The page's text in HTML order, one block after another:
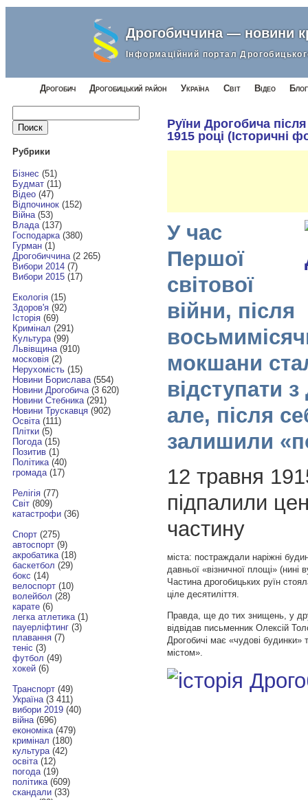
Дрогобиччина — новини
Інформаційний портал
Дрогобич Дрогобицький район Україна Світ Відео
Найти:
Рубрики
Бізнес (51)
Будмат(11)
Відео(47)
Відпочинок(152)
Війна(53)
Влада(137)
Господарка(380)
Гурман(1)
Дрогобиччина(2 265)
Вибори 2014(7)
Вибори 2015(17)
Екологія(15)
Здоров'я(92)
Історія(69)
Кримінал (291)
Культура(99)
Львівщина(910)
московія(2)
Нерухомість(15)
Новини Борислава(554)
Новини Дрогобича(3 620)
Новини Стебника(291)
Новини Трускавця(902)
Освіта(111)
Плітки(5)
Погода(15)
Позитив(1)
Політика(40)
громада(17)
Релігія(77)
Світ(809)
катастрофи(36)
Спорт(275)
автоспорт(9)
акробатика(18)
баскетбол (29)
бокс (14)
велоспорт(10)
волейбол (28)
карате(6)
легка атлетика(1)
пауерліфтинг(3)
плавання(7)
теніс (3)
футбол (49)
хокей(6)
Транспорт(49)
Україна(3 411)
вибори 2019(40)
війна(696)
економіка(479)
кримінал (180)
культура(42)
освіта(12)
погода(19)
політика(609)
скандали(33)
Руїни Дрогобича
1915 році (Історичні
У час
Першої
світової
війни, після
мокшани
відступати
але, після
залишили
12 травня
підпалили
частину
міста: постраждали наріжні
давньої «візничної площі» (нині
Частина дрогобицьких руїн
ціле десятиліття.
Правда, ще до тих знищень, у
відвідав письменник Олексій
Дрогобичі має «чудові будинки»
містом».